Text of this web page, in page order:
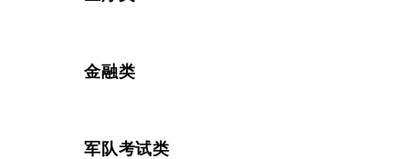
金融类
军队考试类